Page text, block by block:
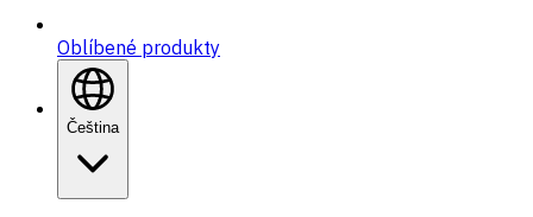
Oblíbené produkty
Čeština